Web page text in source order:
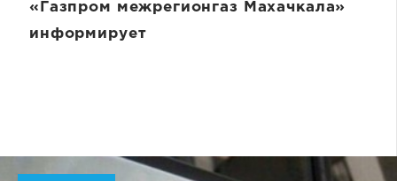
«Газпром межрегионгаз Махачкала»
информирует